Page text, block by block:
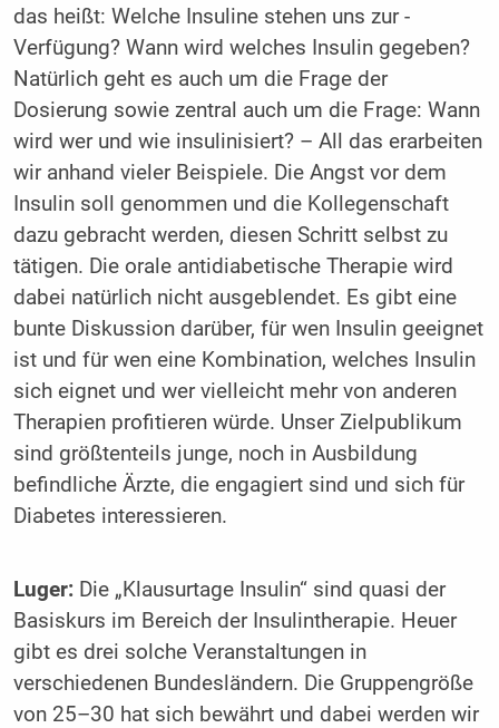
das heißt: ­Welche Insuline stehen uns zur ­
Verfügung? Wann wird welches Insulin gegeben?
Natürlich geht es auch um die Frage der
Dosierung sowie zentral auch um die Frage: Wann
wird wer und wie insulinisiert? – All das erarbeiten
wir anhand vieler Beispiele. Die Angst vor dem
Insulin soll ­genommen und die Kollegenschaft
dazu gebracht werden, diesen Schritt selbst zu
tätigen. Die orale antidiabetische Therapie wird
dabei natürlich nicht ausgeblendet. Es gibt eine
bunte Diskussion darüber, für wen Insulin geeignet
ist und für wen eine Kombination, welches Insulin
sich eignet und wer vielleicht mehr von anderen
Therapien profitieren würde. Unser Zielpublikum
sind größtenteils junge, noch in Ausbildung
befindliche Ärzte, die engagiert sind und sich für
Diabetes interessieren.
Luger:Die „Klausurtage Insulin“ sind quasi der
Basiskurs im Bereich der ­Insulintherapie. Heuer
gibt es drei solche Veranstaltungen in
verschiedenen Bundes­ländern. Die Gruppengröße
von 25–30 hat sich bewährt und dabei ­werden wir